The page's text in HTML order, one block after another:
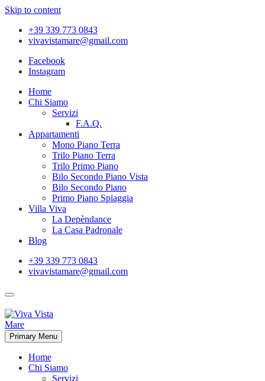
Skip to content
+39 339 773 0843
vivavistamare@gmail.com
Facebook
Instagram
Home
Chi Siamo
Servizi
F.A.Q.
Appartamenti
Mono Piano Terra
Trilo Piano Terra
Trilo Primo Piano
Bilo Secondo Piano Vista
Bilo Secondo Piano
Primo Piano Spiaggia
Villa Viva
La Depèndance
La Casa Padronale
Blog
+39 339 773 0843
vivavistamare@gmail.com
Primary Menu
Home
Chi Siamo
Servizi